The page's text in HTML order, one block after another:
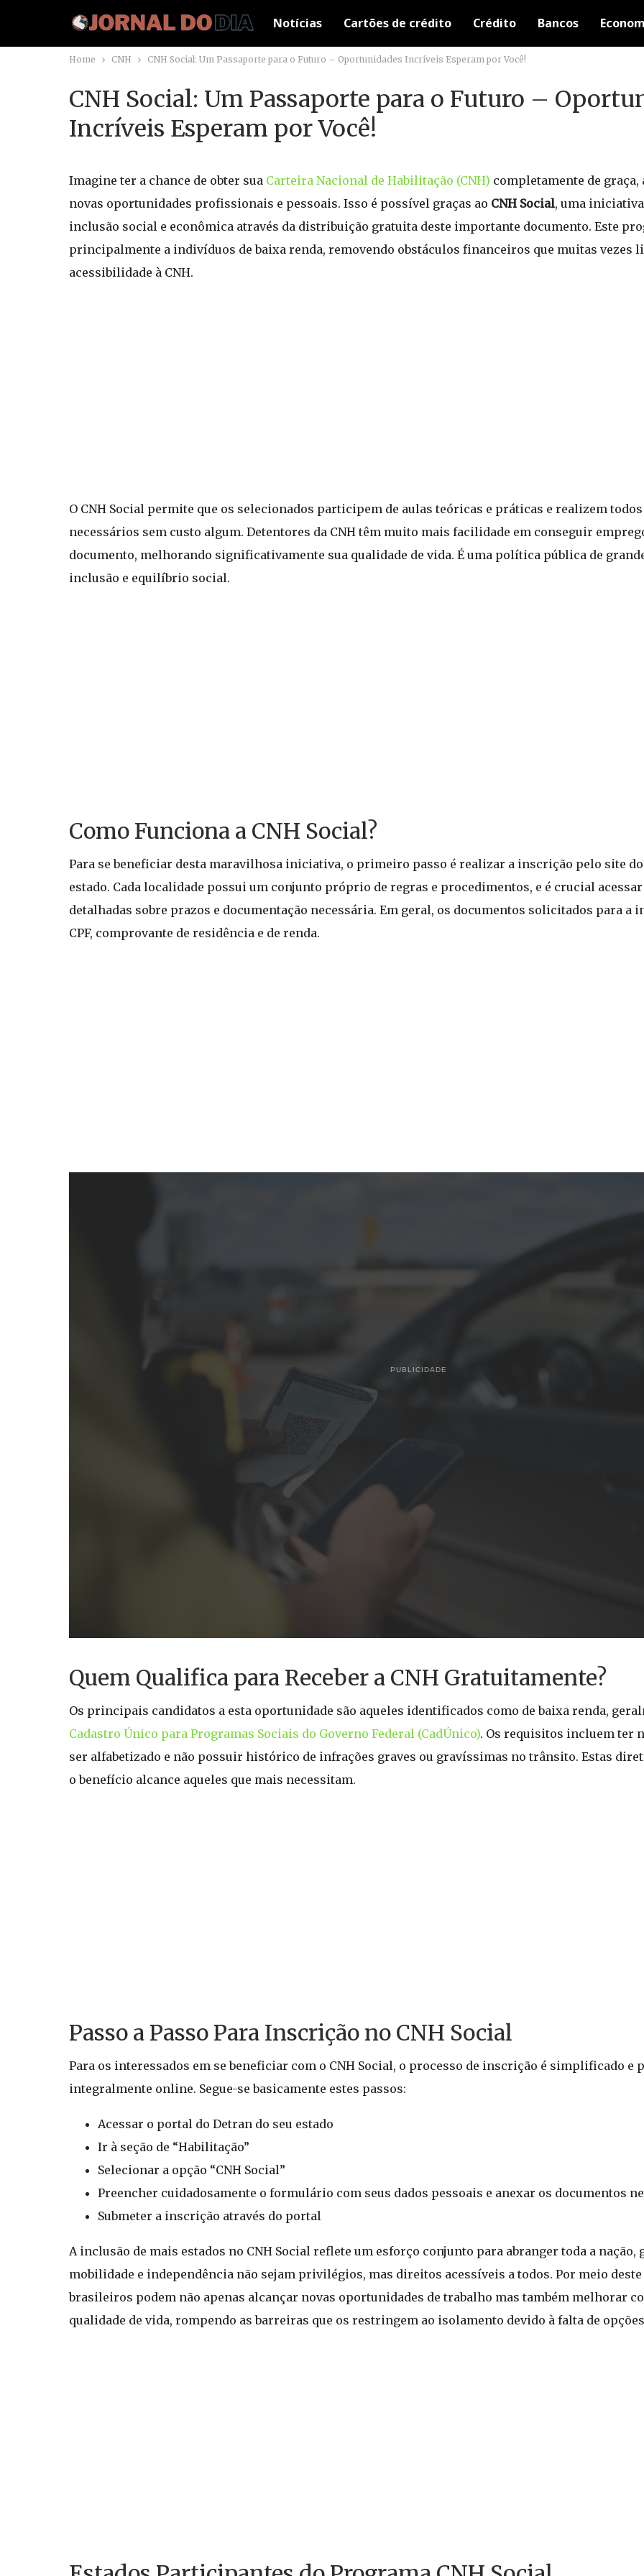
Notícias Cartões de crédito Crédito Bancos
Home CNH CNH Social: Um Passaporte para o Futuro – Oportunidades Incríveis Esperam por Você!
CNH Social: Um Passaporte para o Futuro –
Incríveis Esperam por Você!
Imagine ter a chance de obter sua Carteira Nacional de Habilitação (CNH) completamente de
novas oportunidades profissionais e pessoais. Isso é possível graças ao CNH Social, uma
inclusão social e econômica através da distribuição gratuita deste importante documento. Este
principalmente a indivíduos de baixa renda, removendo obstáculos financeiros que muitas vezes
acessibilidade à CNH.
O CNH Social permite que os selecionados participem de aulas teóricas e práticas e realizem
necessários sem custo algum. Detentores da CNH têm muito mais facilidade em conseguir
documento, melhorando significativamente sua qualidade de vida. É uma política pública de
inclusão e equilíbrio social.
Como Funciona a CNH Social?
Para se beneficiar desta maravilhosa iniciativa, o primeiro passo é realizar a inscrição pelo site do
estado. Cada localidade possui um conjunto próprio de regras e procedimentos, e é crucial
detalhadas sobre prazos e documentação necessária. Em geral, os documentos solicitados para a
CPF, comprovante de residência e de renda.
PUBLICIDADE
Quem Qualifica para Receber a CNH Gratuitamente?
Os principais candidatos a esta oportunidade são aqueles identificados como de baixa renda,
Cadastro Único para Programas Sociais do Governo Federal (CadÚnico). Os requisitos incluem ter
ser alfabetizado e não possuir histórico de infrações graves ou gravíssimas no trânsito. Estas
o benefício alcance aqueles que mais necessitam.
Passo a Passo Para Inscrição no CNH Social
Para os interessados em se beneficiar com o CNH Social, o processo de inscrição é simplificado e
integralmente online. Segue-se basicamente estes passos:
Acessar o portal do Detran do seu estado
Ir à seção de “Habilitação”
Selecionar a opção “CNH Social”
Preencher cuidadosamente o formulário com seus dados pessoais e anexar os documentos
Submeter a inscrição através do portal
A inclusão de mais estados no CNH Social reflete um esforço conjunto para abranger toda a nação,
mobilidade e independência não sejam privilégios, mas direitos acessíveis a todos. Por meio
brasileiros podem não apenas alcançar novas oportunidades de trabalho mas também melhorar
qualidade de vida, rompendo as barreiras que os restringem ao isolamento devido à falta de